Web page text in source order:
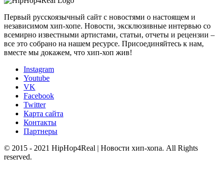
Первый русскоязычный сайт с новостями о настоящем и
независимом хип-хопе. Новости, эксклюзивные интервью со
всемирно известными артистами, статьи, отчеты и рецензии –
все это собрано на нашем ресурсе. Присоединяйтесь к нам,
вместе мы докажем, что хип-хоп жив!
Instagram
Youtube
VK
Facebook
Twitter
Карта сайта
Контакты
Партнеры
© 2015 - 2021 HipHop4Real | Новости хип-хопа. All Rights
reserved.